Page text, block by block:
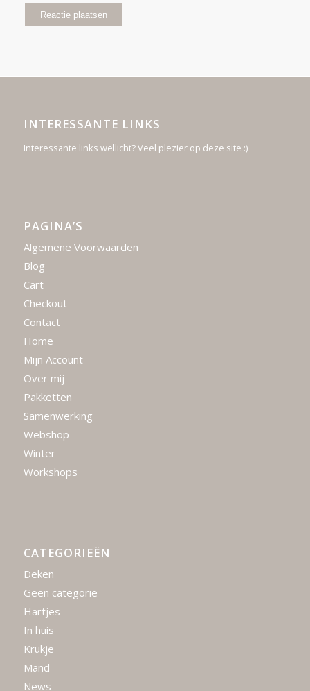
INTERESSANTE LINKS
Interessante links wellicht? Veel plezier op deze site :)
PAGINA’S
Algemene Voorwaarden
Blog
Cart
Checkout
Contact
Home
Mijn Account
Over mij
Pakketten
Samenwerking
Webshop
Winter
Workshops
CATEGORIEËN
Deken
Geen categorie
Hartjes
In huis
Krukje
Mand
News